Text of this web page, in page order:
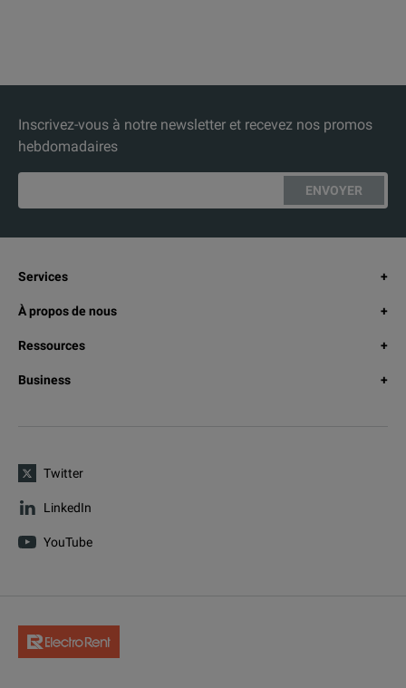
Inscrivez-vous à notre newsletter et recevez nos promos
hebdomadaires
ENVOYER
Services
À propos de nous
Ressources
Business
Twitter
LinkedIn
YouTube